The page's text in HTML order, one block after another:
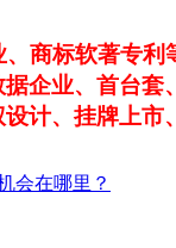
商标软著专
企业、首台
计、挂牌上
会在哪里？